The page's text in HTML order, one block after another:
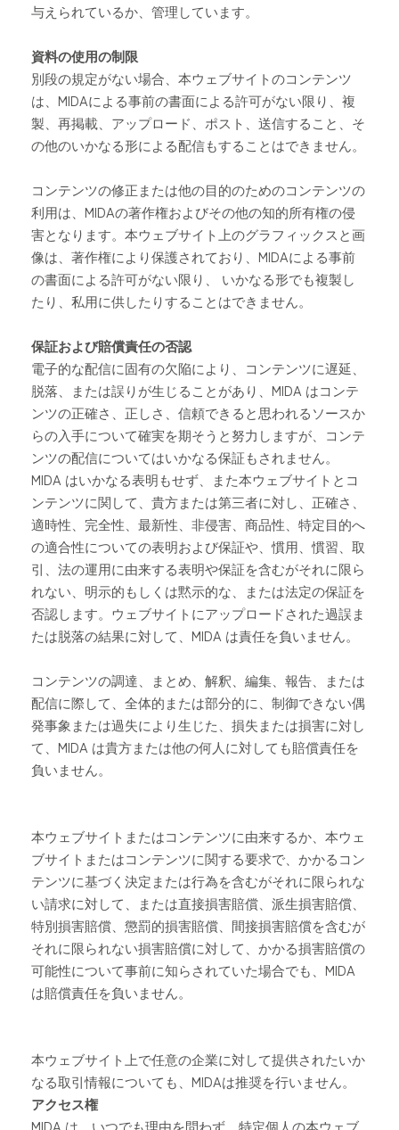
与えられているか、管理しています。
資料の使用の制限
別段の規定がない場合、本ウェブサイトのコンテンツ
は、 MIDAによる事前の書面による許可がない限り、複
製、再掲載、アップロード、ポスト、送信すること、そ
の他のいかなる形による配信もすることはできません。
コンテンツの修正または他の目的のためのコンテンツの
利用は、 MIDAの著作権およびその他の知的所有権の侵
害となります。本ウェブサイト上のグラフィックスと画
像は、著作権により保護されており、 MIDAによる事前
の書面による許可がない限り、
いかなる形でも複製し
たり、私用に供したりすることはできません。
保証および賠償責任の否認
電子的な配信に固有の欠陥により、コンテンツに遅延、
脱落、または誤りが生じることがあり、 MIDA はコンテ
ンツの正確さ、正しさ、信頼できると思われるソースか
らの入手について確実を期そうと努力しますが、コンテ
ンツの配信についてはいかなる保証もされません。
MIDA はいかなる表明もせず、また本ウェブサイトとコ
ンテンツに関して、貴方または第三者に対し、正確さ、
適時性、完全性、最新性、非侵害、商品性、特定目的へ
の適合性についての表明および保証や、慣用、慣習、取
引、法の運用に由来する表明や保証を含むがそれに限ら
れない、明示的もしくは黙示的な、または法定の保証を
否認します。ウェブサイトにアップロードされた過誤ま
たは脱落の結果に対して、 MIDA は責任を負いません。
コンテンツの調達、まとめ、解釈、編集、報告、または
配信に際して、全体的または部分的に、制御できない偶
発事象または過失により生じた、損失または損害に対し
て、 MIDA は貴方または他の何人に対しても賠償責任を
負いません。
本ウェブサイトまたはコンテンツに由来するか、本ウェ
ブサイトまたはコンテンツに関する要求で、かかるコン
テンツに基づく決定または行為を含むがそれに限られな
い請求に対して、または直接損害賠償、派生損害賠償、
特別損害賠償、懲罰的損害賠償、間接損害賠償を含むが
それに限られない損害賠償に対して、かかる損害賠償の
可能性について事前に知らされていた場合でも、 MIDA
は賠償責任を負いません。
本ウェブサイト上で任意の企業に対して提供されたいか
なる取引情報についても、 MIDAは推奨を行いません。
アクセス権
MIDA は、いつでも理由を問わず、特定個人の本ウェブ